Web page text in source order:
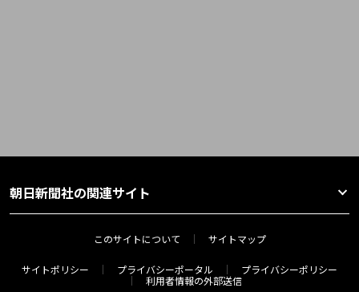
朝日新聞社の関連サイト
このサイトについて サイトマップ
サイトポリシー プライバシーポータル
プライバシーポリシー
利用者情報の外部送信